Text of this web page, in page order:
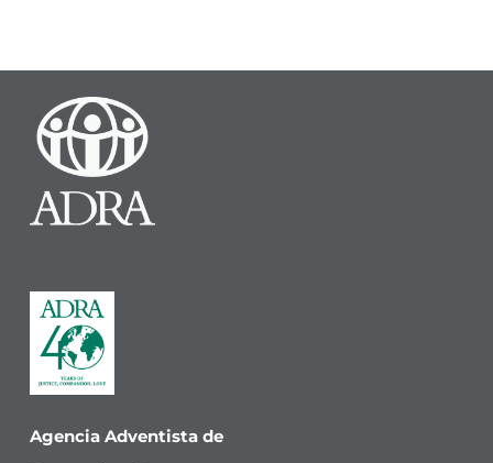
Agencia Adventista de